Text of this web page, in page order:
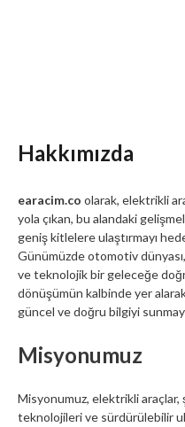
Hakkımızda
earacim.co olarak, elektrikli
yola çıkan, bu alandaki
geniş kitlelere ulaştırmayı
Günümüzde otomotiv
ve teknolojik bir geleceğe
dönüşümün kalbinde yer
güncel ve doğru bilgiyi
Misyonumuz
Misyonumuz, elektrikli araçlar,
teknolojileri ve sürdürülebilir